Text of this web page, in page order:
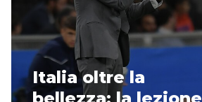
Italia oltre la